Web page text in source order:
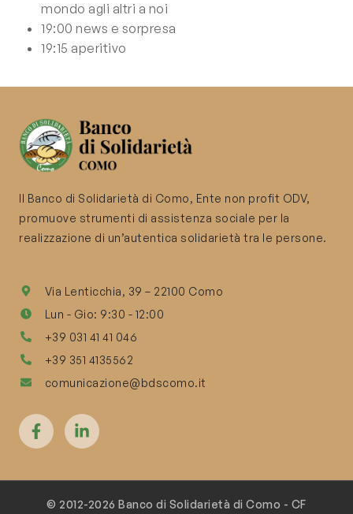
mondo agli altri a noi
19:00 news e sorpresa
19:15 aperitivo
Il Banco di Solidarietà di Como, Ente non profit ODV,
promuove strumenti di assistenza sociale per la
realizzazione di un’autentica solidarietà tra le persone.
Via Lenticchia, 39 – 22100 Como
Lun - Gio: 9:30 - 12:00
+39 031 41 41 046
+39 351 4135562
comunicazione@bdscomo.it
© 2012-2026 Banco di Solidarietà di Como - CF